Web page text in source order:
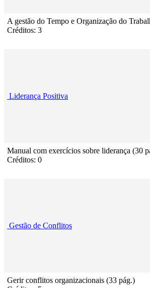
A gestão do Tempo e Organização do
Créditos: 3
Liderança Positiva
Manual com exercícios sobre liderança (30
Créditos: 0
Gestão de Conflitos
Gerir conflitos organizacionais (33 pág.)